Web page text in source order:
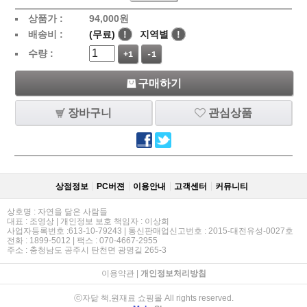
상품가 : 94,000원
배송비 :
(무료) ! 지역별
!
수량 :
+1 -1
구매하기
장바구니 관심상품
상점정보 PC버젼 이용안내 고객센터 커뮤니티
상호명 : 자연을 닮은 사람들
대표 : 조영상 | 개인정보 보호 책임자 : 이상희
사업자등록번호 :613-10-79243 | 통신판매업신고번호 : 2015-대전유성-0027호
전화 : 1899-5012 | 팩스 : 070-4667-2955
주소 : 충청남도 공주시 탄천면 광명길 265-3
이용약관| 개인정보처리방침
ⓒ자닮 책,원재료 쇼핑몰 All rights reserved.